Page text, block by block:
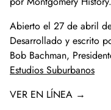
Abierto el 27 de abril
Desarrollado y escrito
Bob Bachman,
Estudios Suburbanos
VER EN LÍNEA →